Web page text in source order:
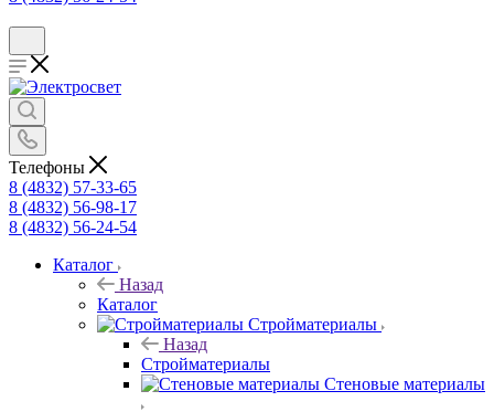
Телефоны
8 (4832) 57-33-65
8 (4832) 56-98-17
8 (4832) 56-24-54
Каталог
Назад
Каталог
Стройматериалы
Назад
Стройматериалы
Стеновые материалы